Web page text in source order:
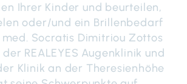
Ihrer Kinder und beurteilen,
oder/und ein Brillenbedarf
Socratis Dimitriou Zottos
REALEYES Augenklinik und
Klinik an der Theresienhöhe